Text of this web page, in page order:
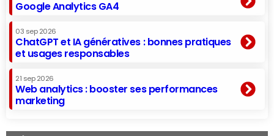
Google Analytics GA4
03 sep 2026
ChatGPT et IA génératives : bonnes pratiques
et usages responsables
21 sep 2026
Web analytics : booster ses performances
marketing